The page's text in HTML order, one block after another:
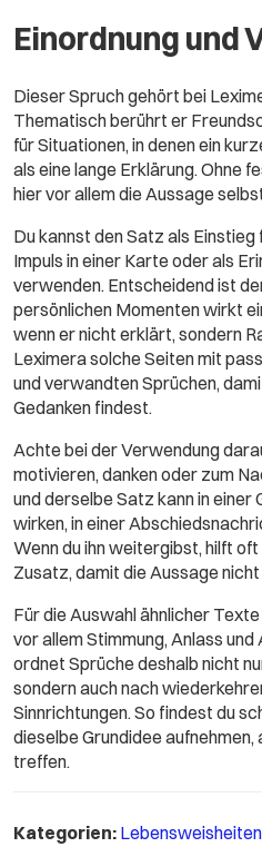
Einordnung und
Dieser Spruch gehört bei
Thematisch berührt er
für Situationen, in denen ein
als eine lange Erklärung. Ohne
hier vor allem die Aussage
Du kannst den Satz als
Impuls in einer Karte oder als
verwenden. Entscheidend ist
persönlichen Momenten wirkt
wenn er nicht erklärt, sondern
Leximera solche Seiten mit
und verwandten Sprüchen,
Gedanken findest.
Achte bei der Verwendung
motivieren, danken oder zum
und derselbe Satz kann in
wirken, in einer
Wenn du ihn weitergibst, hilft
Zusatz, damit die Aussage
Für die Auswahl ähnlicher
vor allem Stimmung, Anlass
ordnet Sprüche deshalb nicht
sondern auch nach
Sinnrichtungen. So findest du
dieselbe Grundidee
treffen.
Kategorien: Lebensweisheiten